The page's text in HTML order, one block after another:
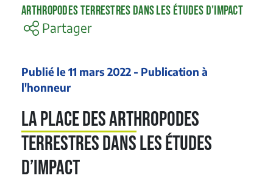
ARTHROPODES TERRESTRES DANS LES ÉTUDES D’IMPACT
Partager
Publié le 11 mars 2022 - Publication à
l'honneur
La place des arthropodes
terrestres dans les études
d’impact